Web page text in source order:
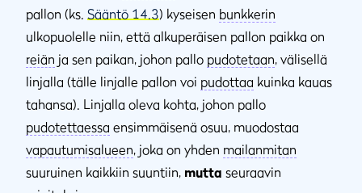
pallon (ks. Sääntö 14.3) kyseisen bunkkerin
ulkopuolelle niin, että alkuperäisen pallon paikka on
reiän ja sen paikan, johon pallo pudotetaan, välisellä
linjalla (tälle linjalle pallon voi pudottaa kuinka kauas
tahansa). Linjalla oleva kohta, johon pallo
pudotettaessa ensimmäisenä osuu, muodostaa
vapautumisalueen, joka on yhden mailanmitan
suuruinen kaikkiin suuntiin, mutta seuraavin